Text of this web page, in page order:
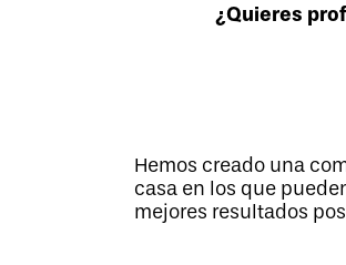
¿Quieres
Hemos creado una
casa en los que
mejores resultados